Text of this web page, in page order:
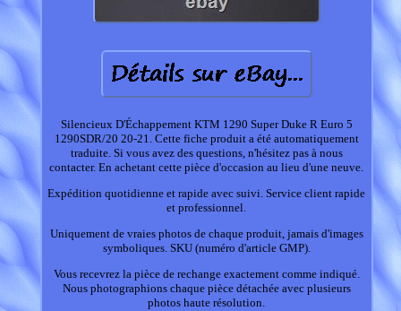
Silencieux D'Échappement KTM 1290 Super Duke R Euro 5
1290SDR/20 20-21. Cette fiche produit a été automatiquement
traduite. Si vous avez des questions, n'hésitez pas à nous
contacter. En achetant cette pièce d'occasion au lieu d'une neuve.
Expédition quotidienne et rapide avec suivi. Service client rapide
et professionnel.
Uniquement de vraies photos de chaque produit, jamais d'images
symboliques. SKU (numéro d'article GMP).
Vous recevrez la pièce de rechange exactement comme indiqué.
Nous photographions chaque pièce détachée avec plusieurs
photos haute résolution.